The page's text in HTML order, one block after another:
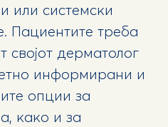
или системски
Пациентите треба
својот дерматолог
информирани и
опции за
како и за